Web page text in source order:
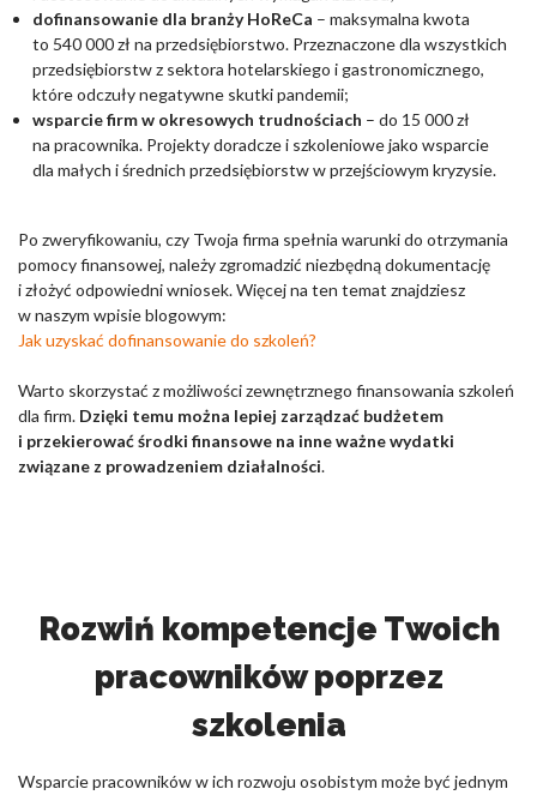
dofinansowanie dla branży HoReCa – maksymalna kwota
to 540 000 zł na przedsiębiorstwo. Przeznaczone dla wszystkich
przedsiębiorstw z sektora hotelarskiego i gastronomicznego,
które odczuły negatywne skutki pandemii;
wsparcie firm w okresowych trudnościach – do 15 000 zł
na pracownika. Projekty doradcze i szkoleniowe jako wsparcie
dla małych i średnich przedsiębiorstw w przejściowym kryzysie.
Po zweryfikowaniu, czy Twoja firma spełnia warunki do otrzymania
pomocy finansowej, należy zgromadzić niezbędną dokumentację
i złożyć odpowiedni wniosek. Więcej na ten temat znajdziesz
w naszym wpisie blogowym:
Jak uzyskać dofinansowanie do szkoleń?
Warto skorzystać z możliwości zewnętrznego finansowania szkoleń
dla firm. Dzięki temu można lepiej zarządzać budżetem
i przekierować środki finansowe na inne ważne wydatki
związane z prowadzeniem działalności.
Rozwiń kompetencje Twoich
pracowników poprzez
szkolenia
Wsparcie pracowników w ich rozwoju osobistym może być jednym